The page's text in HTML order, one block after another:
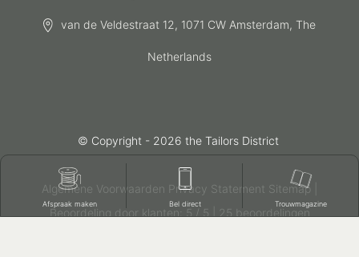
van de Veldestraat 12, 1071 CW Amsterdam, The
Netherlands
© Copyright - 2026 the Tailors District
Algemene Voorwaarden Privacy Statement Sitemap
Beoordeling door klanten: 5 / 5 25 beoordelingen
Afspraak maken Bel direct Trouwmagazine